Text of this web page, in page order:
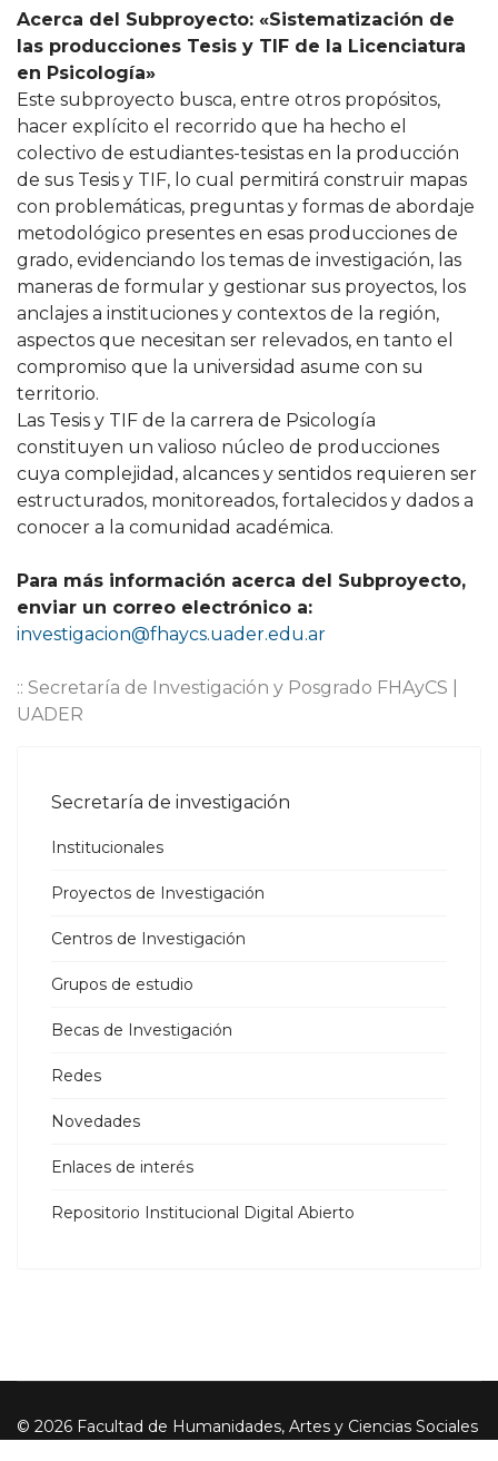
Acerca del Subproyecto: «Sistematización de
las producciones Tesis y TIF de la Licenciatura
en Psicología»
Este subproyecto busca, entre otros propósitos,
hacer explícito el recorrido que ha hecho el
colectivo de estudiantes-tesistas en la producción
de sus Tesis y TIF, lo cual permitirá construir mapas
con problemáticas, preguntas y formas de abordaje
metodológico presentes en esas producciones de
grado, evidenciando los temas de investigación, las
maneras de formular y gestionar sus proyectos, los
anclajes a instituciones y contextos de la región,
aspectos que necesitan ser relevados, en tanto el
compromiso que la universidad asume con su
territorio.
Las Tesis y TIF de la carrera de Psicología
constituyen un valioso núcleo de producciones
cuya complejidad, alcances y sentidos requieren ser
estructurados, monitoreados, fortalecidos y dados a
conocer a la comunidad académica.
Para más información acerca del Subproyecto,
enviar un correo electrónico a:
investigacion@fhaycs.uader.edu.ar
:: Secretaría de Investigación y Posgrado FHAyCS |
UADER
Secretaría de investigación
Institucionales
Proyectos de Investigación
Centros de Investigación
Grupos de estudio
Becas de Investigación
Redes
Novedades
Enlaces de interés
Repositorio Institucional Digital Abierto
© 2026 Facultad de Humanidades, Artes y Ciencias Sociales